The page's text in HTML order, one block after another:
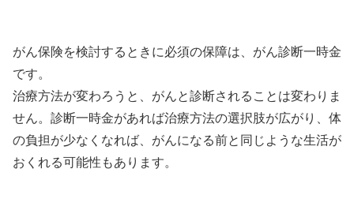
がん保険を検討するときに必須の保障は、がん診断一時金
です。
治療方法が変わろうと、がんと診断されることは変わりま
せん。診断一時金があれば治療方法の選択肢が広がり、体
の負担が少なくなれば、がんになる前と同じような生活が
おくれる可能性もあります。